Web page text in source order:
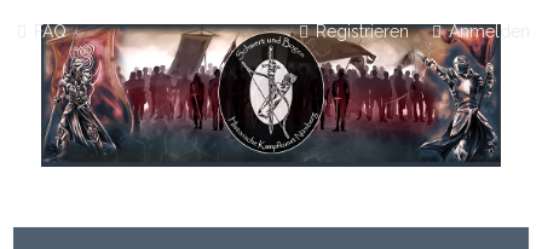
FAQ Anmelden
Registrieren